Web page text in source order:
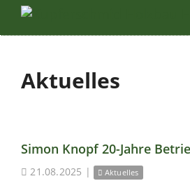
Aktuelles
Simon Knopf 20-Jahre
21.08.2025 | Aktuelles